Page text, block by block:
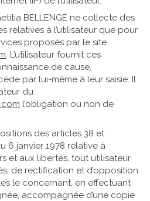
BELLENGE ne collecte des
relatives à l’utilisateur que pour
proposés par le site
. L’utilisateur fournit ces
de cause,
par lui-même à leur saisie. Il
du
l’obligation ou non de
des articles 38 et
6 janvier 1978 relative à
et aux libertés, tout utilisateur
de rectification et d’opposition
le concernant, en effectuant
accompagnée d’une copie